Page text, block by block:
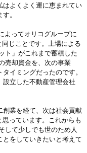
はよくよく運に恵まれてい
。
よってオリコグループに
じことです。上場による
ト」がこれまで蓄積した
売却資金を、次の事業
イミングだったのです。
立した不動産管理会社
創業を経て、次は社会貢献
思っています。これからも
して少しでも世のため人
をしていきたいと考えて